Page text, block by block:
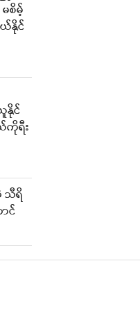
စိမ့်
နိုင်
င်
ရီး
သီရိ
င်